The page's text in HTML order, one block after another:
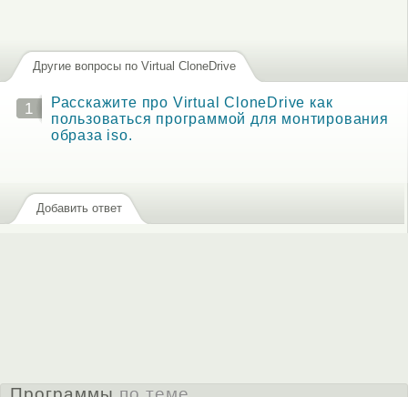
Другие вопросы по Virtual CloneDrive
1
Расскажите про Virtual CloneDrive как
пользоваться программой для монтирования
образа iso.
Добавить ответ